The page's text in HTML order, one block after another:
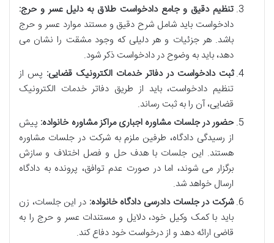
تنظیم دقیق و جامع دادخواست طلاق به دلیل عسر و حرج:
دادخواست باید شامل شرح دقیق و مستند موارد عسر و حرج
باشد. هر جزئیات و هر دلیلی که وجود مشقت را نشان می
دهد، باید به وضوح در دادخواست ذکر شود.
ثبت دادخواست در دفاتر خدمات الکترونیک قضایی: پس از
تنظیم دادخواست، باید از طریق دفاتر خدمات الکترونیک
قضایی، آن را به ثبت رساند.
حضور در جلسات مشاوره اجباری مراکز مشاوره خانواده: پیش
از رسیدگی دادگاه، طرفین ملزم به شرکت در جلسات مشاوره
هستند. این جلسات با هدف حل و فصل اختلاف و سازش
برگزار می شوند، اما در صورت عدم توافق، پرونده به دادگاه
ارسال خواهد شد.
شرکت در جلسات دادرسی دادگاه خانواده: در این جلسات، زن
باید با کمک وکیل خود، دلایل و مستندات عسر و حرج را به
قاضی ارائه دهد و از درخواست خود دفاع کند.